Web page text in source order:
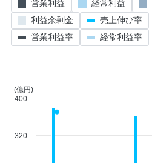
320
(億円)
400
営業利益 経常利益
利益余剰金
売上伸び率
営業利益率
経常利益率